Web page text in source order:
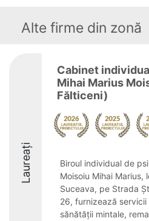
Alte firme din zonă
Laureați
Cabinet
Mihai Marius
Fălticeni)
Biroul individual de
Moisoiu Mihai Marius,
Suceava, pe Strada
26, furnizează
sănătății mintale,